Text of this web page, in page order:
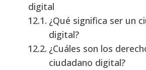
digital
¿Qué significa ser un
digital?
¿Cuáles son los
ciudadano digital?